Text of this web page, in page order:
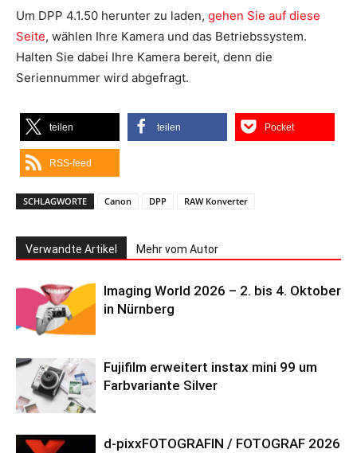
Um DPP 4.1.50 herunter zu laden, gehen Sie auf diese
Seite, wählen Ihre Kamera und das Betriebssystem.
Halten Sie dabei Ihre Kamera bereit, denn die
Seriennummer wird abgefragt.
teilen teilen Pocket
RSS-feed
SCHLAGWORTE Canon DPP RAW Konverter
Verwandte Artikel Mehr vom Autor
Imaging World 2026 – 2. bis 4. Oktober
in Nürnberg
Fujifilm erweitert instax mini 99 um
Farbvariante Silver
d-pixxFOTOGRAFIN / FOTOGRAF 2026